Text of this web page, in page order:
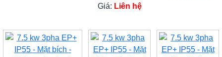
Giá: Liên hệ